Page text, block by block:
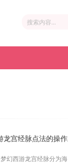
梦幻西游龙宫经脉分为海